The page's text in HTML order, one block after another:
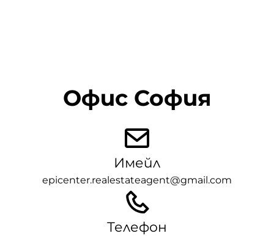
Офис София
Имейл
epicenter.realestateagent@gmail.com
Телефон